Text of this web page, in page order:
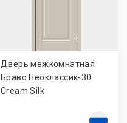
Дверь межкомнатная
Браво Неоклассик-30
Cream Silk